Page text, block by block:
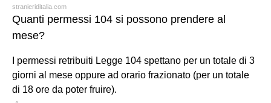
stranieriditalia.com
Quanti permessi 104 si possono prendere al
mese?
I permessi retribuiti Legge 104 spettano per un totale di 3
giorni al mese oppure ad orario frazionato (per un totale
di 18 ore da poter fruire).